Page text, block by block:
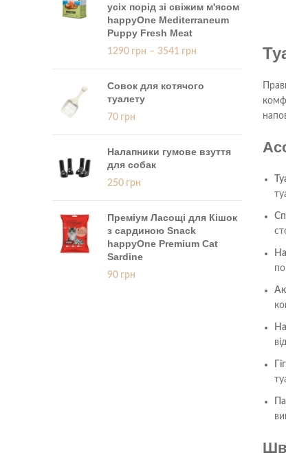
усіх порід зі свіжим м'ясом
happyOne Mediterraneum
Puppy Fresh Meat
1290 грн – 3541 грн
Совок для котячого
туалету
70 грн
Налапники гумове взуття
для собак
250 грн
Преміум Ласощі для Кішок
з сардиною Snack
happyOne Premium Cat
Sardine
90 грн